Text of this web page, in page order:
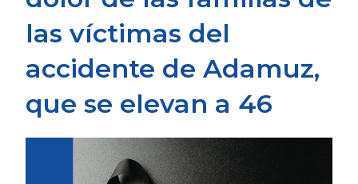
las víctimas del
accidente de Adamuz,
que se elevan a 46